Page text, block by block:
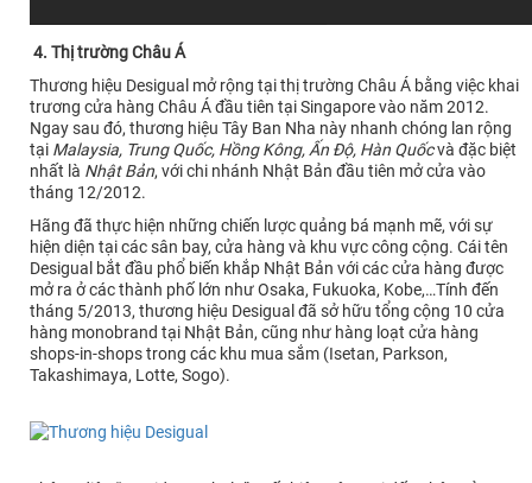
4. Thị trường Châu Á
Thương hiệu Desigual mở rộng tại thị trường Châu Á bằng việc khai
trương cửa hàng Châu Á đầu tiên tại Singapore vào năm 2012.
Ngay sau đó, thương hiệu Tây Ban Nha này nhanh chóng lan rộng
tại Malaysia, Trung Quốc, Hồng Kông, Ấn Độ, Hàn Quốcvà đặc biệt
nhất là Nhật Bản, với chi nhánh Nhật Bản đầu tiên mở cửa vào
tháng 12/2012.
Hãng đã thực hiện những chiến lược quảng bá mạnh mẽ, với sự
hiện diện tại các sân bay, cửa hàng và khu vực công cộng. Cái tên
Desigual bắt đầu phổ biến khắp Nhật Bản với các cửa hàng được
mở ra ở các thành phố lớn như Osaka, Fukuoka, Kobe,…Tính đến
tháng 5/2013, thương hiệu Desigual đã sở hữu tổng cộng 10 cửa
hàng monobrand tại Nhật Bản, cũng như hàng loạt cửa hàng
shops-in-shops trong các khu mua sắm (Isetan, Parkson,
Takashimaya, Lotte, Sogo).